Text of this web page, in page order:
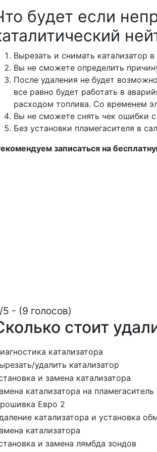
будет если
Вырезать и снимать катализатор
Вы не сможете определить
После удаления не будет
все равно будет работать в
расходом топлива. Со временем
Вы не сможете снять чек ошибки с
Без установки пламегасителя в
записаться на
- (9 голосов)
стоит
катализатора
удалить катализатор
и замена катализатора
катализатора на пламегаситель
Евро 2
катализатора и установка
катализатора
и замена лямбда зондов